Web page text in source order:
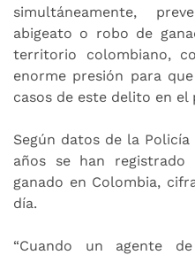
simultáneamente,
abigeato o robo de
territorio colombiano,
enorme presión para
casos de este delito en el
Según datos de la
años se han
ganado en Colombia,
día.
“Cuando un agente